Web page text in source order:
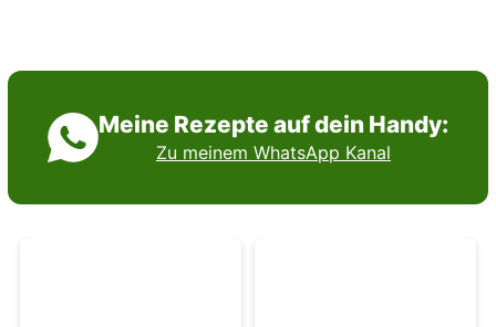
Meine Rezepte auf dein Handy:
Zu meinem WhatsApp Kanal